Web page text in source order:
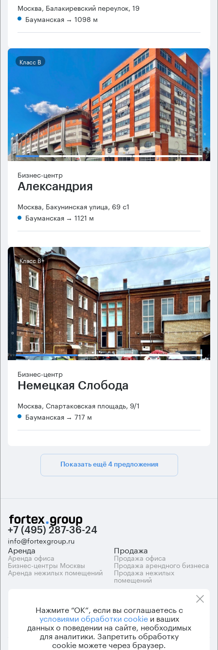
Москва, Балакиревский переулок, 19
Бауманская → 1098 м
Класс B
Бизнес-центр
Александрия
Москва, Бакунинская улица, 69 с1
Бауманская → 1121 м
Класс B+
Бизнес-центр
Немецкая Слобода
Москва, Спартаковская площадь, 9/1
Бауманская → 717 м
Показать ещё 4 предложения
+7 (495) 287-36-24
info@fortexgroup.ru
Аренда
Аренда офиса
Бизнес-центры Москвы
Аренда нежилых помещений
Продажа
Продажа офиса
Продажа арендного бизнеса
Продажа нежилых
помещений
Каталог бизнес-центров О компании
Вакансии
Контакты
Нажмите “ОК”, если вы соглашаетесь с
условиями обработки cookieи ваших
данных о поведении на сайте, необходимых
для аналитики. Запретить обработку
cookie можете через браузер.